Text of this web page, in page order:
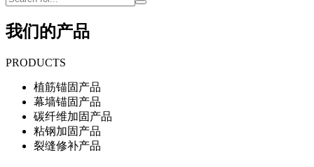
我们的产品
PRODUCTS
植筋锚固产品
幕墙锚固产品
碳纤维加固产品
粘钢加固产品
裂缝修补产品